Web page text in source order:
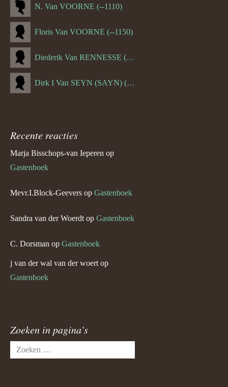
N. Van VOORNE (--1110)
Floris Van VOORNE (--1150)
Diederik Van RENNESSE (--1144)
Dirk I Van SEYN (SAYN) (--1120)
Recente reacties
Marja Bisschops-van Ieperen op
Gastenboek
Mevr.I.Block-Geevers op Gastenboek
Sandra van der Woerdt op Gastenboek
C. Dorsman op Gastenboek
j van der wal van der woert op
Gastenboek
Zoeken in pagina’s
Zoeken
naar: